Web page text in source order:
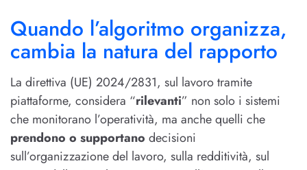
Quando l’algoritmo organizza,
cambia la natura del rapporto
La direttiva (UE) 2024/2831, sul lavoro tramite
piattaforme, considera “rilevanti” non solo i sistemi
che monitorano l’operatività, ma anche quelli che
prendono o supportano decisioni
sull’organizzazione del lavoro, sulla redditività, sul